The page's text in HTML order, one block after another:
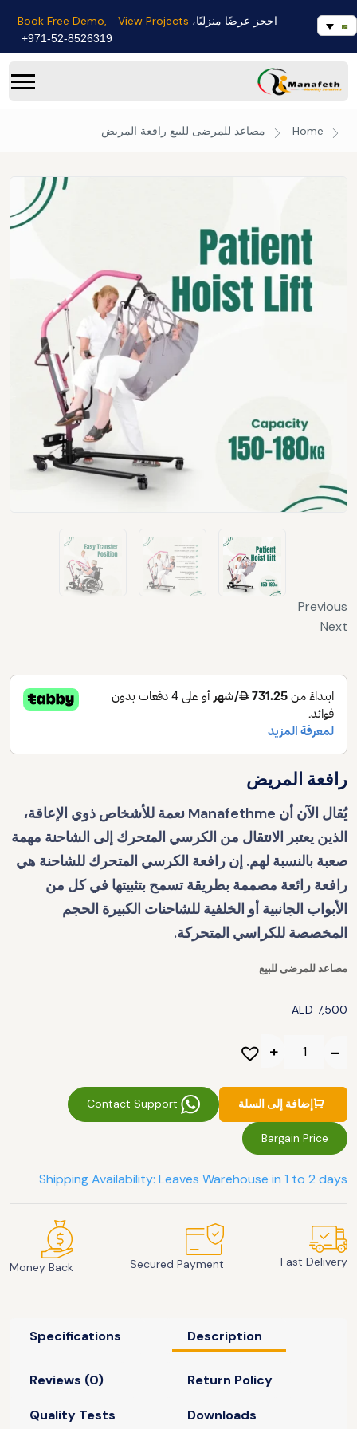
احجز عرضًا منزليًا، Book Free Demo, View Projects
971-52-8526319+
Home مصاعد للمرضى للبيع رافعة المريض
Previous
Next
رافعة المريض
AED 7,500
يُقال الآن أن Manafethme نعمة للأشخاص ذوي الإعاقة،
الذين يعتبر الانتقال من الكرسي المتحرك إلى الشاحنة مهمة
صعبة بالنسبة لهم. إن رافعة الكرسي المتحرك للشاحنة هي
رافعة رائعة مصممة بطريقة تسمح بتثبيتها في كل من
الأبواب الجانبية أو الخلفية للشاحنات الكبيرة الحجم
المخصصة للكراسي المتحركة.
مصاعد للمرضى للبيع
إضافة إلى السلة
Bargain Price
Shipping Availability: Leaves Warehouse in 1 to 2 days
Fast Delivery
Secured Payment
Money Back
Description
Specifications
Return Policy
Reviews (0)
Downloads
Quality Tests